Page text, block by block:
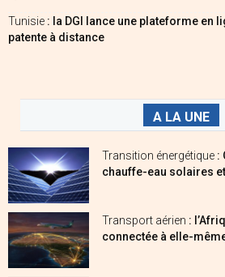
Tunisie : la DGI lance une plateforme en
patente à distance
A LA UNE
Transition énergétique :
chauffe-eau solaires et
Transport aérien :
connectée à elle-